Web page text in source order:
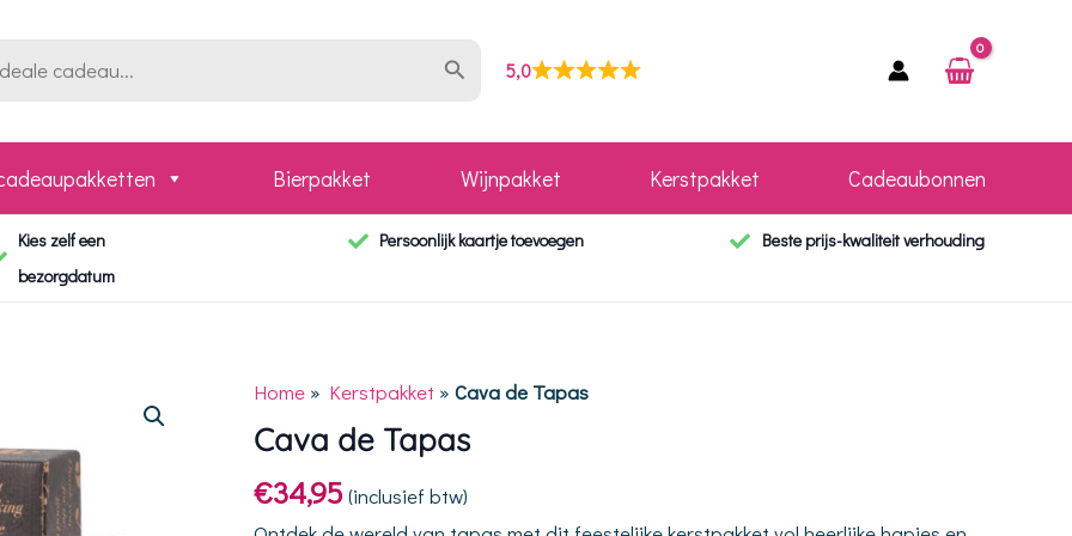
5,0
Bierpakket Wijnpakket Kerstpakket Cadeaubonnen
Kies zelf een
bezorgdatum
Persoonlijk kaartje toevoegen Beste prijs-kwaliteit verhouding
Home » Kerstpakket » Cava de Tapas
Cava de Tapas
€34,95 (inclusief btw)